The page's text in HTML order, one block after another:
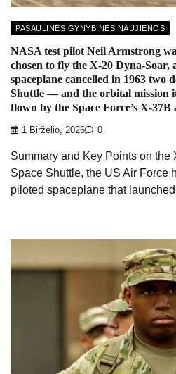
PASAULINĖS GYNYBINĖS NAUJIENOS
NASA test pilot Neil Armstrong
chosen to fly the X-20 Dyna-Soar,
spaceplane cancelled in 1963 two
Shuttle — and the orbital mission
flown by the Space Force’s X-37B
1 Birželio, 2026 0
Summary and Key Points on the
Space Shuttle, the US Air Force
piloted spaceplane that